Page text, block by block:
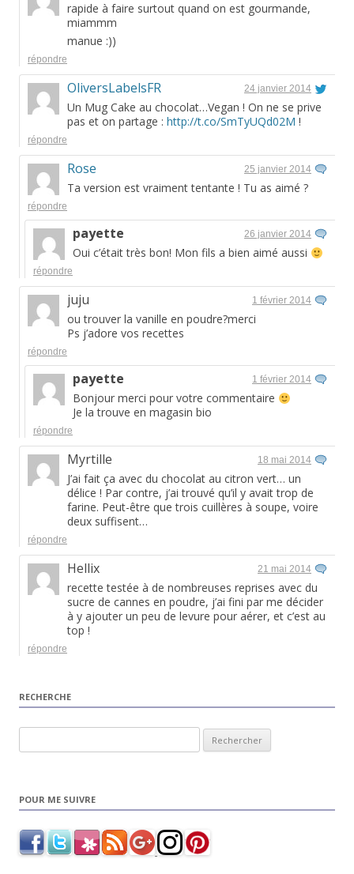
rapide à faire surtout quand on est gourmande,
miammm
manue :))
répondre
OliversLabelsFR 24 janvier 2014
Un Mug Cake au chocolat…Vegan ! On ne se prive
pas et on partage : http://t.co/SmTyUQd02M !
répondre
Rose 25 janvier 2014
Ta version est vraiment tentante ! Tu as aimé ?
répondre
payette 26 janvier 2014
Oui c’était très bon! Mon fils a bien aimé aussi
répondre
juju 1 février 2014
ou trouver la vanille en poudre?merci
Ps j’adore vos recettes
répondre
payette 1 février 2014
Bonjour merci pour votre commentaire
Je la trouve en magasin bio
répondre
Myrtille 18 mai 2014
J’ai fait ça avec du chocolat au citron vert… un
délice ! Par contre, j’ai trouvé qu’il y avait trop de
farine. Peut-être que trois cuillères à soupe, voire
deux suffisent…
répondre
Hellix 21 mai 2014
recette testée à de nombreuses reprises avec du
sucre de cannes en poudre, j’ai fini par me décider
à y ajouter un peu de levure pour aérer, et c’est au
top !
répondre
RECHERCHE
POUR ME SUIVRE